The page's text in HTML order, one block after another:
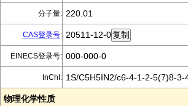
分子量: 220.01
CAS登录号: 20511-12-0
EINECS登录号: 000-000-0
InChI: 1S/C5H5IN2/c6-4-1-2-5(7)8-3-
物理化学性质